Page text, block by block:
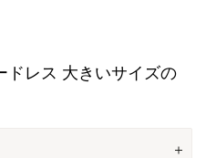
ドレス 大きいサイズの